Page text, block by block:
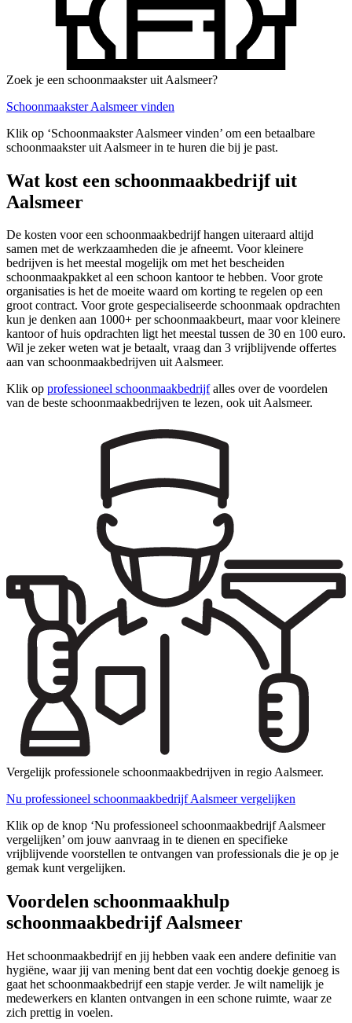
Zoek je een schoonmaakster uit Aalsmeer?
Schoonmaakster Aalsmeer vinden
Klik op ‘Schoonmaakster Aalsmeer vinden’ om een betaalbare
schoonmaakster uit Aalsmeer in te huren die bij je past.
Wat kost een schoonmaakbedrijf uit
Aalsmeer
De kosten voor een schoonmaakbedrijf hangen uiteraard altijd
samen met de werkzaamheden die je afneemt. Voor kleinere
bedrijven is het meestal mogelijk om met het bescheiden
schoonmaakpakket al een schoon kantoor te hebben. Voor grote
organisaties is het de moeite waard om korting te regelen op een
groot contract. Voor grote gespecialiseerde schoonmaak opdrachten
kun je denken aan 1000+ per schoonmaakbeurt, maar voor kleinere
kantoor of huis opdrachten ligt het meestal tussen de 30 en 100 euro.
Wil je zeker weten wat je betaalt, vraag dan 3 vrijblijvende offertes
aan van schoonmaakbedrijven uit Aalsmeer.
Klik op professioneel schoonmaakbedrijfalles over de voordelen
van de beste schoonmaakbedrijven te lezen, ook uit Aalsmeer.
Vergelijk professionele schoonmaakbedrijven in regio Aalsmeer.
Nu professioneel schoonmaakbedrijf Aalsmeer vergelijken
Klik op de knop ‘Nu professioneel schoonmaakbedrijf Aalsmeer
vergelijken’ om jouw aanvraag in te dienen en specifieke
vrijblijvende voorstellen te ontvangen van professionals die je op je
gemak kunt vergelijken.
Voordelen schoonmaakhulp
schoonmaakbedrijf Aalsmeer
Het schoonmaakbedrijf en jij hebben vaak een andere definitie van
hygiëne, waar jij van mening bent dat een vochtig doekje genoeg is
gaat het schoonmaakbedrijf een stapje verder. Je wilt namelijk je
medewerkers en klanten ontvangen in een schone ruimte, waar ze
zich prettig in voelen.